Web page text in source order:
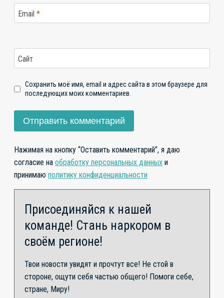
Email *
Сайт
Сохранить моё имя, email и адрес сайта в этом браузере для
последующих моих комментариев.
Нажимая на кнопку “Оставить комментарий”, я даю
согласие на обработку персональных данных и
принимаю политику конфиденциальности
Присоединяйся к нашей
команде! Стань наркором в
своём регионе!
Твои новости увидят и прочтут все! Не стой в
стороне, ощути себя частью общего! Помоги себе,
стране, Миру!